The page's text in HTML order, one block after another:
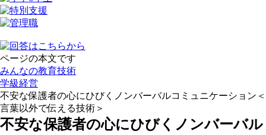
ページの本文です
みんなの教育技術
学級経営
不安な保護者の心にひびくノンバーバルコミュニケーション＜
言葉以外で伝える技術＞
不安な保護者の心にひびくノンバーバル